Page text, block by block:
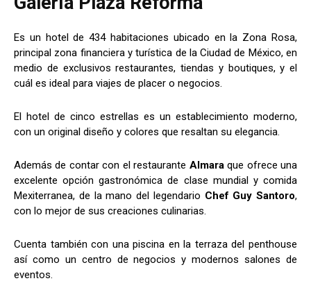
Es un hotel de 434 habitaciones ubicado en la Zona Rosa,
principal zona financiera y turística de la Ciudad de México, en
medio de exclusivos restaurantes, tiendas y boutiques, y el
cuál es ideal para viajes de placer o negocios.
El hotel de cinco estrellas es un establecimiento moderno,
con un original diseño y colores que resaltan su elegancia.
Además de contar con el restaurante Almaraque ofrece una
excelente opción gastronómica de clase mundial y comida
Mexiterranea, de la mano del legendario Chef Guy Santoro,
con lo mejor de sus creaciones culinarias.
Cuenta también con una piscina en la terraza del penthouse
así como un centro de negocios y modernos salones de
eventos.